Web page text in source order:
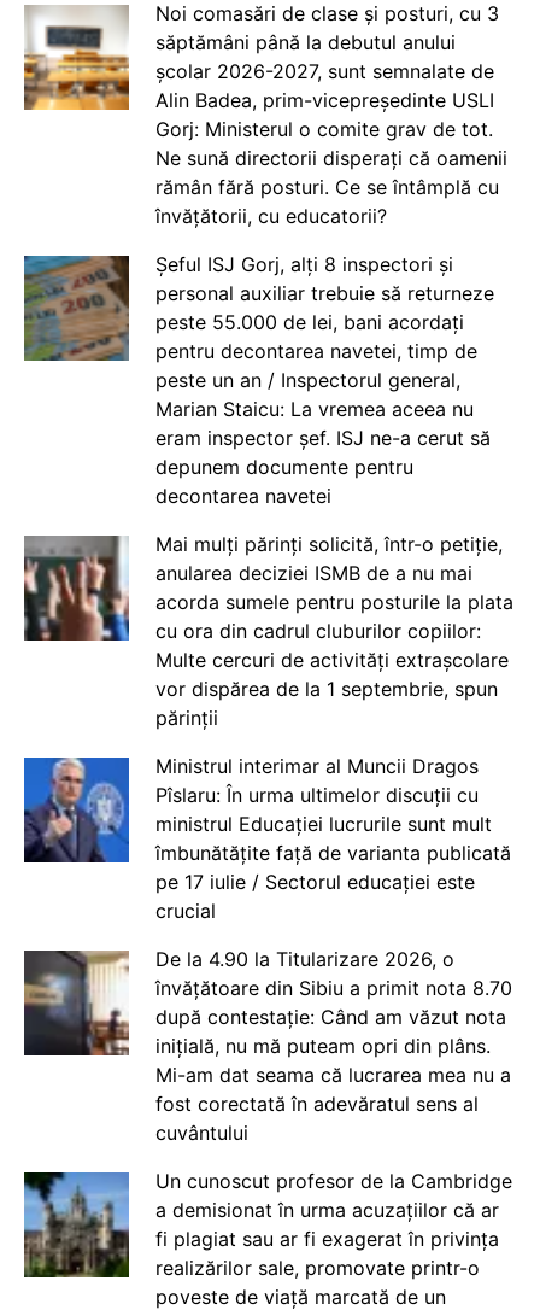
Noi comasări de clase și posturi, cu 3
săptămâni până la debutul anului
școlar 2026-2027, sunt semnalate de
Alin Badea, prim-vicepreședinte USLI
Gorj: Ministerul o comite grav de tot.
Ne sună directorii disperați că oamenii
rămân fără posturi. Ce se întâmplă cu
învățătorii, cu educatorii?
Șeful ISJ Gorj, alți 8 inspectori și
personal auxiliar trebuie să returneze
peste 55.000 de lei, bani acordați
pentru decontarea navetei, timp de
peste un an / Inspectorul general,
Marian Staicu: La vremea aceea nu
eram inspector șef. ISJ ne-a cerut să
depunem documente pentru
decontarea navetei
Mai mulți părinți solicită, într-o petiție,
anularea deciziei ISMB de a nu mai
acorda sumele pentru posturile la plata
cu ora din cadrul cluburilor copiilor:
Multe cercuri de activități extrașcolare
vor dispărea de la 1 septembrie, spun
părinții
Ministrul interimar al Muncii Dragos
Pîslaru: În urma ultimelor discuții cu
ministrul Educației lucrurile sunt mult
îmbunătățite față de varianta publicată
pe 17 iulie / Sectorul educației este
crucial
De la 4.90 la Titularizare 2026, o
învățătoare din Sibiu a primit nota 8.70
după contestație: Când am văzut nota
inițială, nu mă puteam opri din plâns.
Mi-am dat seama că lucrarea mea nu a
fost corectată în adevăratul sens al
cuvântului
Un cunoscut profesor de la Cambridge
a demisionat în urma acuzațiilor că ar
fi plagiat sau ar fi exagerat în privința
realizărilor sale, promovate printr-o
poveste de viață marcată de un